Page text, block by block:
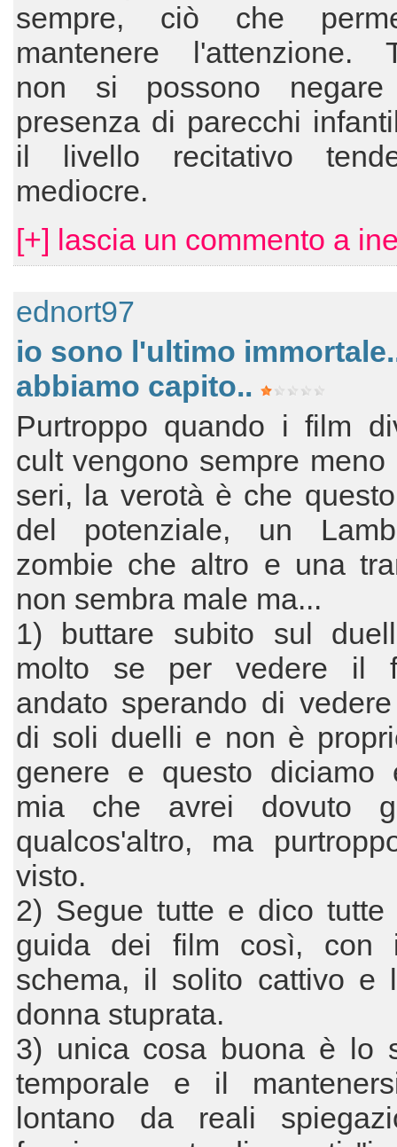
sempre, ciò che
mantenere l'attenzione.
non si possono
presenza di parecchi
il livello recitativo
mediocre.
[+] lascia un commento a
ednort97
io sono l'ultimo
abbiamo capito..
Purtroppo quando i film
cult vengono sempre meno
seri, la verotà è che
del potenziale, un
zombie che altro e una
non sembra male ma...
1) buttare subito sul
molto se per vedere il
andato sperando di
di soli duelli e non è
genere e questo diciamo
mia che avrei dovuto
qualcos'altro, ma
visto.
2) Segue tutte e dico tutte
guida dei film così, con
schema, il solito cattivo e
donna stuprata.
3) unica cosa buona è lo
temporale e il
lontano da reali